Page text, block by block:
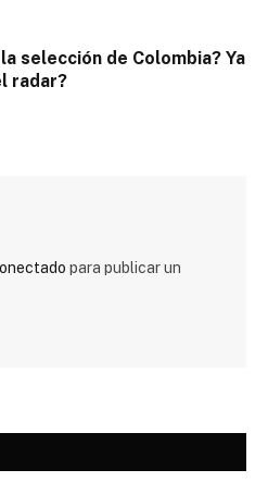
selección de Colombia? Ya
radar?
para publicar un